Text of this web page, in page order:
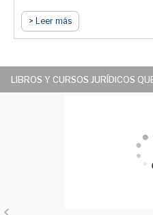
> Leer más
LIBROS Y CURSOS JURÍDICOS